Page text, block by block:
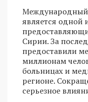
является одной
Сирии. За
предоставили
миллионам
больницах и
регионе.
серьезное